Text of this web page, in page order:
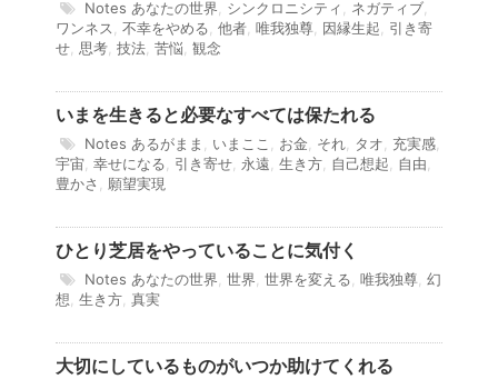
Notes あなたの世界 シンクロニシティ ネガティブ
ワンネス
不幸をやめる 他者 唯我独尊 因縁生起
引き寄
せ 思考 技法 苦悩 観念
いまを生きると必要なすべては保たれる
Notes あるがまま いまここ お金 それ タオ 充実感
宇宙 幸せになる 引き寄せ 永遠 生き方 自己想起 自由
豊かさ
願望実現
ひとり芝居をやっていることに気付く
Notes あなたの世界 世界 世界を変える 唯我独尊 幻
想 生き方 真実
大切にしているものがいつか助けてくれる